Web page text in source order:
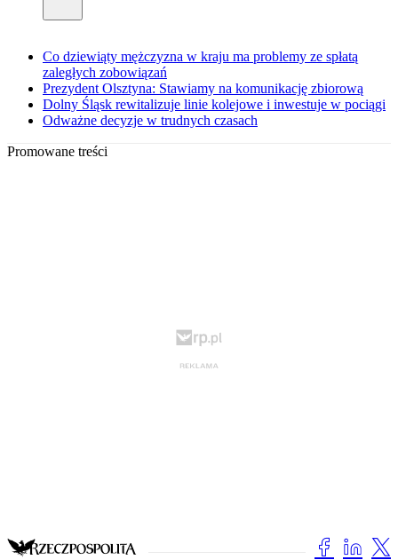
Co dziewiąty mężczyzna w kraju ma problemy ze spłatą
zaległych zobowiązań
Prezydent Olsztyna: Stawiamy na komunikację zbiorową
Dolny Śląsk rewitalizuje linie kolejowe i inwestuje w pociągi
Odważne decyzje w trudnych czasach
Promowane treści